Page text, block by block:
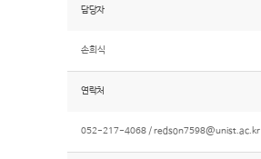
담당자
손희식
연락처
052-217-4068 /redson7598@unist.ac.kr